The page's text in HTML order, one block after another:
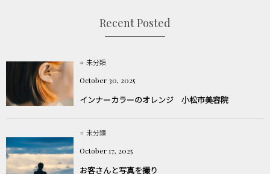
Recent Posted
未分類
October 30, 2025
インナーカラーのオレンジ 小松市美容院
未分類
October17, 2025
お客さんと写真を撮り